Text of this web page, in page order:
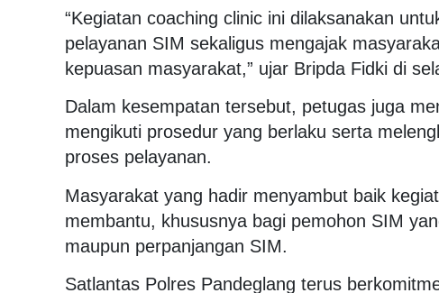
“Kegiatan coaching clinic ini dilaksanakan
pelayanan SIM sekaligus mengajak
kepuasan masyarakat,” ujar Bripda Fidki di
Dalam kesempatan tersebut, petugas juga
mengikuti prosedur yang berlaku serta
proses pelayanan.
Masyarakat yang hadir menyambut baik
membantu, khususnya bagi pemohon SIM
maupun perpanjangan SIM.
Satlantas Polres Pandeglang terus